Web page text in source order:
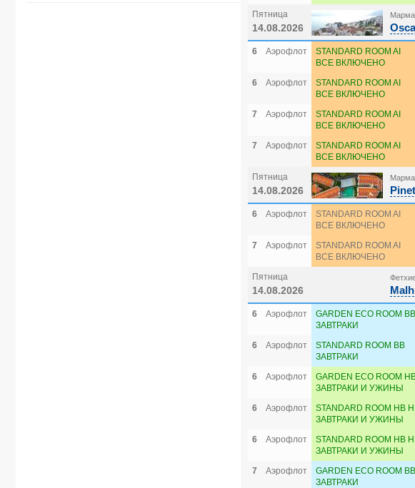
Пятница
14.08.2026
6 Аэрофлот
STANDARD ROOM AI
ВСЕ ВКЛЮЧЕНО
6 Аэрофлот
STANDARD ROOM AI
ВСЕ ВКЛЮЧЕНО
7 Аэрофлот
STANDARD ROOM AI
ВСЕ ВКЛЮЧЕНО
7 Аэрофлот
STANDARD ROOM AI
ВСЕ ВКЛЮЧЕНО
Пятница
14.08.2026
6 Аэрофлот
STANDARD ROOM AI
ВСЕ ВКЛЮЧЕНО
7 Аэрофлот
STANDARD ROOM AI
ВСЕ ВКЛЮЧЕНО
Пятница
14.08.2026
6 Аэрофлот
GARDEN ECO ROOM BB
ЗАВТРАКИ
6 Аэрофлот
STANDARD ROOM BB
ЗАВТРАКИ
6 Аэрофлот
GARDEN ECO ROOM
ЗАВТРАКИ И УЖИНЫ
6 Аэрофлот
STANDARD ROOM HB
ЗАВТРАКИ И УЖИНЫ
6 Аэрофлот
STANDARD ROOM HB
ЗАВТРАКИ И УЖИНЫ
7 Аэрофлот
GARDEN ECO ROOM BB
ЗАВТРАКИ